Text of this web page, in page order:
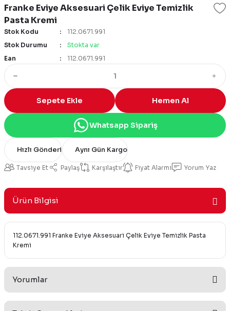
Franke Eviye Aksesuari Çelik Eviye Temizlik
Pasta Kremi
Stok Kodu
112.0671.991
Stok Durumu
Stokta var
Ean
112.0671.991
Sepete Ekle Hemen Al
Whatsapp Sipariş
Hızlı Gönderi Aynı Gün Kargo
Tavsiye Et Paylaş Karşılaştır Fiyat Alarmı Yorum Yaz
Ürün Bilgisi
112.0671.991 Franke Eviye Aksesuari Çelik Eviye Temizlik Pasta
Kremi
Yorumlar